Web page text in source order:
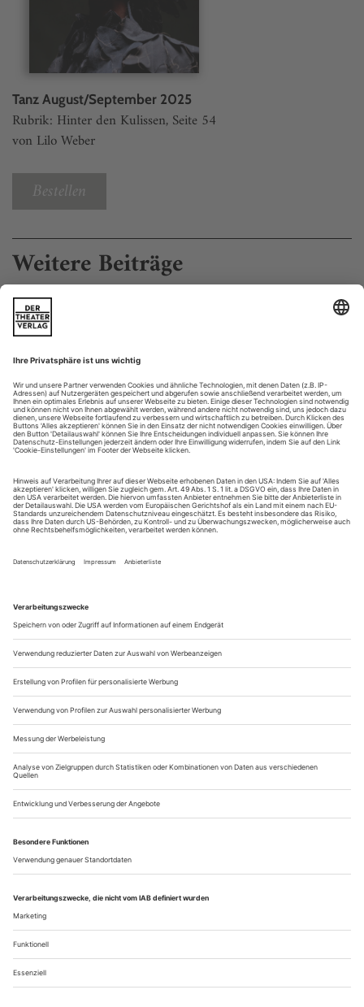
Tanz August/September 2025
Rubrik: Hinter den Kulissen, Seite 54
von Lilo Weber
Bestellen
Weitere Beiträge
Das Zerwürfnis
Das Hamburg Ballett liegt in Trümmern. Aber was ist eigentlich
genau passiert? Falk Schreiber beschreibt den Ablauf der Geschehnisse
der Hamburgischen Staatsoper und wischt sich den Schweiß
vom Gesicht. «Puh», lächelt er unsicher ins Mikro.
«Aufgeregt!» Ende Oktober 2022 war bekanntgegeben
worden, dass der damalige Direktor des Ballett am Rhein in
Düsseldorf und Duisburg die Nachfolge von John Neumeier
beim Hamburg Ballett antreten würde,...
Besserfühlen
«Kompanie», das ist einfach nur Deutsch fürs französische
«Brotgenossenschaft», eine Gemeinschaft von Menschen, die
in einer wirtschaftlichen Beziehung zueinanderstanden. Man
findet diese Bedeutung noch in der Unternehmensform
«Kompanie», einem genossenschaftlich...
«Odyssee in C»
Chemnitz
Chemnitz ist Kulturhauptstadt, und langsam begreifen das
auch die Chemnitzer selbst. Bei idealem Sommerwetter sind
sie auf den Beinen, feiern das Festival «Tanz | Moderne |
Tanz» und vor allem das Mammutprojekt «Odyssee in C»,
gemeinsam mit Touristen, die extra dafür in die Stadt
gekommen sind. James Joyce’ 18 Kapitel dicker
Jahrhundertroman «Ulysses» dient als...
Über uns Kontakt Kritikerumfrage Newsletter